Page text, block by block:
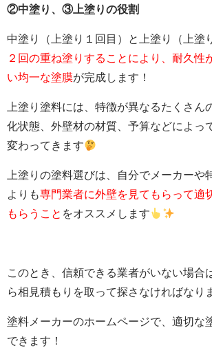
②中塗り、 ③上塗りの役割
中塗り（上塗り１回目）と上塗り（上塗
２回の重ね塗りすることにより、耐久性
い均一な塗膜が完成します！
上塗り塗料には、特徴が異なるたくさん
化状態、外壁材の材質、予算などによっ
変わってきます
上塗りの塗料選びは、自分でメーカーや
よりも専門業者に外壁を見てもらって適
もらうこと をオススメします
このとき、信頼できる業者がいない場合
ら相見積もりを取って探さなければなり
塗料メーカーのホームページで、適切な
できます！